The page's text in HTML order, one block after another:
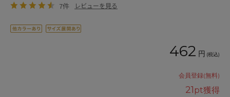
7件 レビューを見る
462 円 (税込)
会員登録(無料)
21pt獲得